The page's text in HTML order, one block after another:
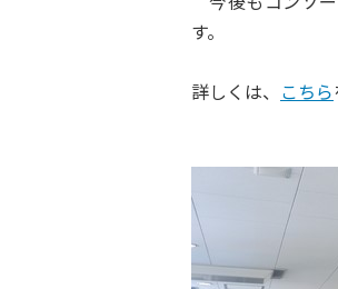
す。
詳しくは、 こちら